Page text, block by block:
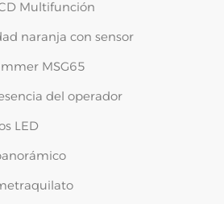
Multifunción
naranja con sensor
MSG65
del operador
LED